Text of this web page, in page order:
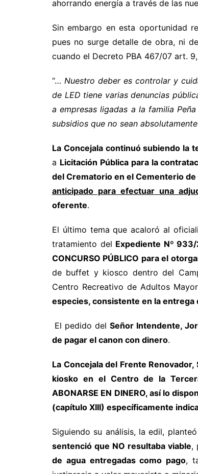
ahorrando energía a través de las
Sin embargo en esta oportunidad
pues no surge detalle de obra, ni
cuando el Decreto PBA 467/07 art.
“… Nuestro deber es controlar y
de LED tiene varias denuncias
a empresas ligadas a la familia
subsidios que no sean
La Concejala continuó subiendo la
a Licitación Pública para la
del Crematorio en el Cementerio de
anticipado para efectuar una
oferente.
El último tema que acaloró al
tratamiento del Expediente Nº
CONCURSO PÚBLICO para el
de buffet y kiosco dentro del
Centro Recreativo de Adultos
especies, consistente en la entrega
El pedido del Señor Intendente,
de pagar el canon con dinero.
La Concejala del Frente
kiosko en el Centro de la
ABONARSE EN DINERO, así lo
(capítulo XIII) específicamente
Siguiendo su análisis, la edil,
sentenció que NO resultaba viable,
de agua entregadas como pago,